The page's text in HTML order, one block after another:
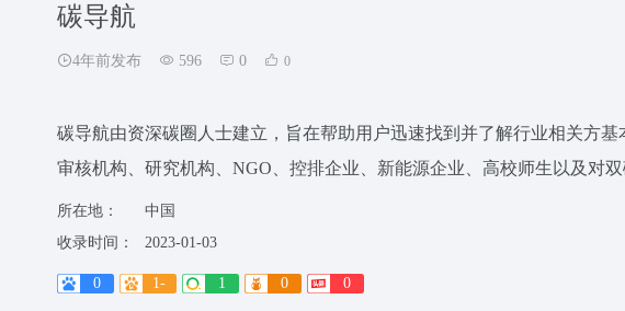
碳导航
4年前发布 596 0 0
碳导航由资深碳圈人士建立，旨在帮助用户迅速找到并了解行业相关方基
审核机构、研究机构、NGO、控排企业、新能源企业、高校师生以及对双
所在地：
中国
收录时间：
2023-01-03
0 1- 1 0 0